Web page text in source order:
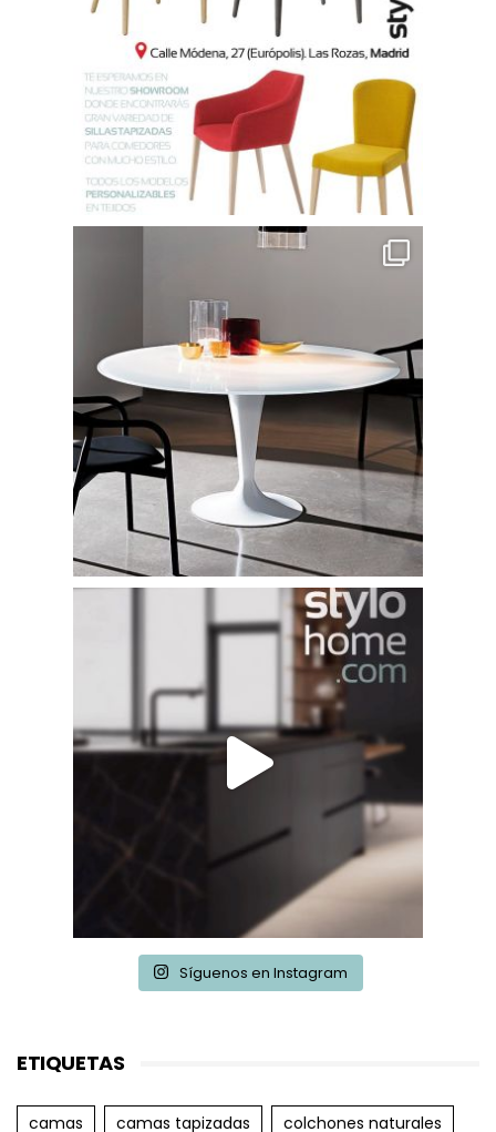
Síguenos en Instagram
ETIQUETAS
camas camas tapizadas colchones naturales